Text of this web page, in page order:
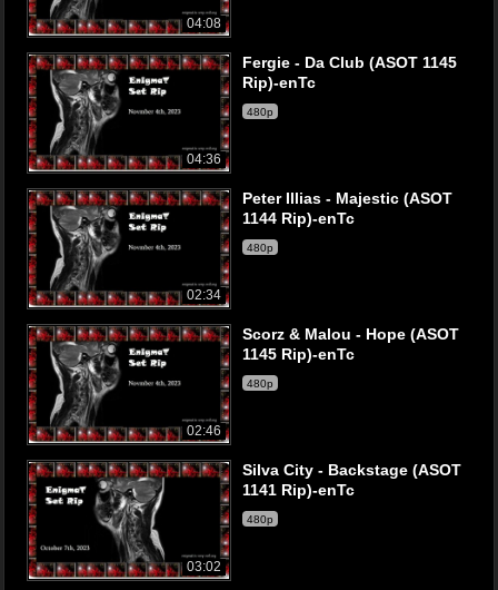
04:08
04:36
Fergie - Da Club (ASOT 1145
Rip)-enTc
480p
02:34
Peter Illias - Majestic (ASOT
1144 Rip)-enTc
480p
02:46
Scorz & Malou - Hope (ASOT
1145 Rip)-enTc
480p
03:02
Silva City - Backstage (ASOT
1141 Rip)-enTc
480p